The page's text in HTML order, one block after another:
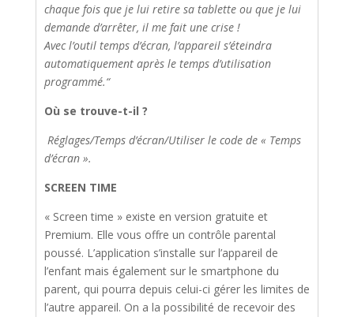
chaque fois que je lui retire sa tablette ou que je lui
demande d’arrêter, il me fait une crise !
Avec l’outil temps d’écran, l’appareil s’éteindra
automatiquement après le temps d’utilisation
programmé.“
Où se trouve-t-il ?
Réglages/Temps d’écran/Utiliser le code de « Temps
d’écran ».
SCREEN TIME
« Screen time » existe en version gratuite et
Premium. Elle vous offre un contrôle parental
poussé. L’application s’installe sur l’appareil de
l’enfant mais également sur le smartphone du
parent, qui pourra depuis celui-ci gérer les limites de
l’autre appareil. On a la possibilité de recevoir des